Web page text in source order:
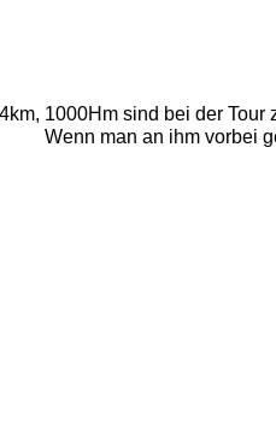
1000Hm sind bei der
Wenn man an ihm vorbei